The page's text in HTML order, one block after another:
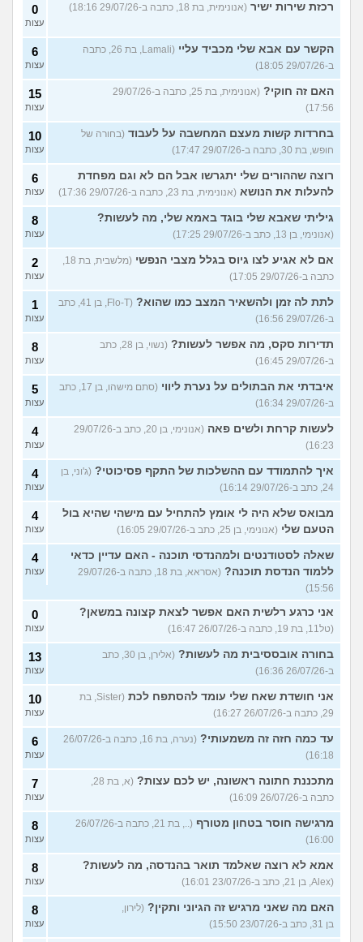
רכזת שירות ישיר (אנונימית, בת 18, כתבה ב-29/07/26 18:16) 0
עצות
הקשר עם אבא שלי מכביד עליי
(Lamali, בת 26, כתבה
ב-29/07/26 18:05)
6
עצות
האם זה חוקי?
(אנונימית, בת 25, כתבה ב-29/07/26
17:56)
15
עצות
בחרדות קשות מעצם המחשבה על לעבוד (בחורה של
חופש, בת 30, כתבה ב-29/07/26 17:47)
10
עצות
רוצה שההורים שלי יתגרשו אבל הם לא וגם מפחדת
להעלות את הנושא (אנונימית, בת 23, כתבה ב-29/07/26 17:36)
6
עצות
גיליתי שאבא שלי בוגד באמא שלי, מה לעשות?
(אנונימי, בן 13, כתב ב-29/07/26 17:25)
8
עצות
אם לא אגיע לצו גיוס בגלל מצבי הנפשי
(מלשבית, בת 18,
כתבה ב-29/07/26 17:05)
2
עצות
לתת לה זמן ולהשאיר המצב כמו שהוא?
(Flo-T, בן 41, כתב
ב-29/07/26 16:56)
1
עצות
תדירות סקס, מה אפשר לעשות?
(נשוי, בן 28, כתב
ב-29/07/26 16:45)
8
עצות
איבדתי את הבתולים על נערת ליווי
(סתם מישהו, בן 17, כתב
ב-29/07/26 16:34)
5
עצות
לעשות קרחת ולשים פאה
(אנונימי, בן 20, כתב ב-29/07/26
16:23)
4
עצות
איך להתמודד עם ההשלכות של התקף פסיכוטי? (ג'וני, בן
24, כתב ב-29/07/26 16:14)
4
עצות
מבואס שלא היה לי אומץ להתחיל עם מישהי שהיא בול
הטעם שלי (אנונימי, בן 25, כתב ב-29/07/26 16:05)
4
עצות
שאלה לסטודנטים ולמהנדסי תוכנה - האם עדיין כדאי
ללמוד הנדסת תוכנה?
(אסראא, בת 18, כתבה ב-29/07/26
15:56)
4
עצות
אני כרגע רלשית האם אפשר לצאת קצונה במשאן?
(טל11, בת 19, כתבה ב-26/07/26 16:47)
0
עצות
בחורה אובססיבית מה לעשות?
(אלירן, בן 30, כתב
ב-26/07/26 16:36)
13
עצות
אני חושדת שאח שלי עומד להסתפח לכת
(Sister, בת
29, כתבה ב-26/07/26 16:27)
10
עצות
עד כמה חזה זה משמעותי?
(נערה, בת 16, כתבה ב-26/07/26
16:18)
6
עצות
מתכננת חתונה ראשונה, יש לכם עצות?
(א, בת 28,
כתבה ב-26/07/26 16:09)
7
עצות
מרגישה חוסר בטחון מטורף
(.., בת 21, כתבה ב-26/07/26
16:00)
8
עצות
אמא לא רוצה שאלמד תואר בהנדסה, מה לעשות?
(Alex, בן 21, כתב ב-23/07/26 16:01)
8
עצות
האם מה שאני מרגיש זה הגיוני ותקין? (לירון,
בן 31, כתב ב-23/07/26 15:50)
8
עצות